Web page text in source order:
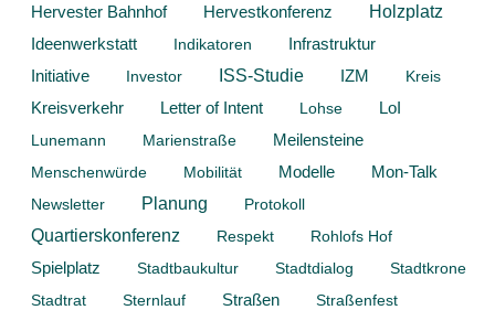
Hervester Bahnhof Hervestkonferenz
Holzplatz
Ideenwerkstatt
Indikatoren
Infrastruktur
Initiative
Investor ISS-Studie IZM
Kreis
Kreisverkehr
Letter of Intent Lohse
LoI
Lunemann
Marienstraße
Meilensteine
Menschenwürde
Mobilität Modelle Mon-Talk
Newsletter Planung Protokoll
Quartierskonferenz Respekt
Rohlofs Hof
Spielplatz
Stadtbaukultur Stadtdialog
Stadtkrone
Stadtrat
Sternlauf Straßen Straßenfest